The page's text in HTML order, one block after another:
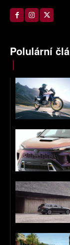
Polulární